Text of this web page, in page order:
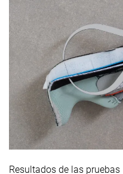
Resultados de las pruebas